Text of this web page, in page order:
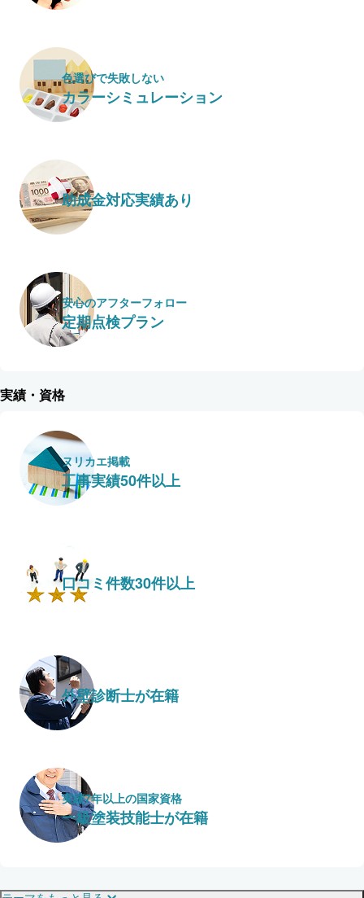
色選びで失敗しない
カラーシミュレーション
助成金対応実績あり
安心のアフターフォロー
定期点検プラン
実績・資格
ヌリカエ掲載
工事実績50件以上
口コミ件数30件以上
外壁診断士が在籍
実績7年以上の国家資格
一級塗装技能士が在籍